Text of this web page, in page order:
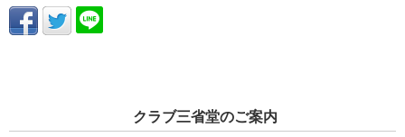
クラブ三省堂のご案内